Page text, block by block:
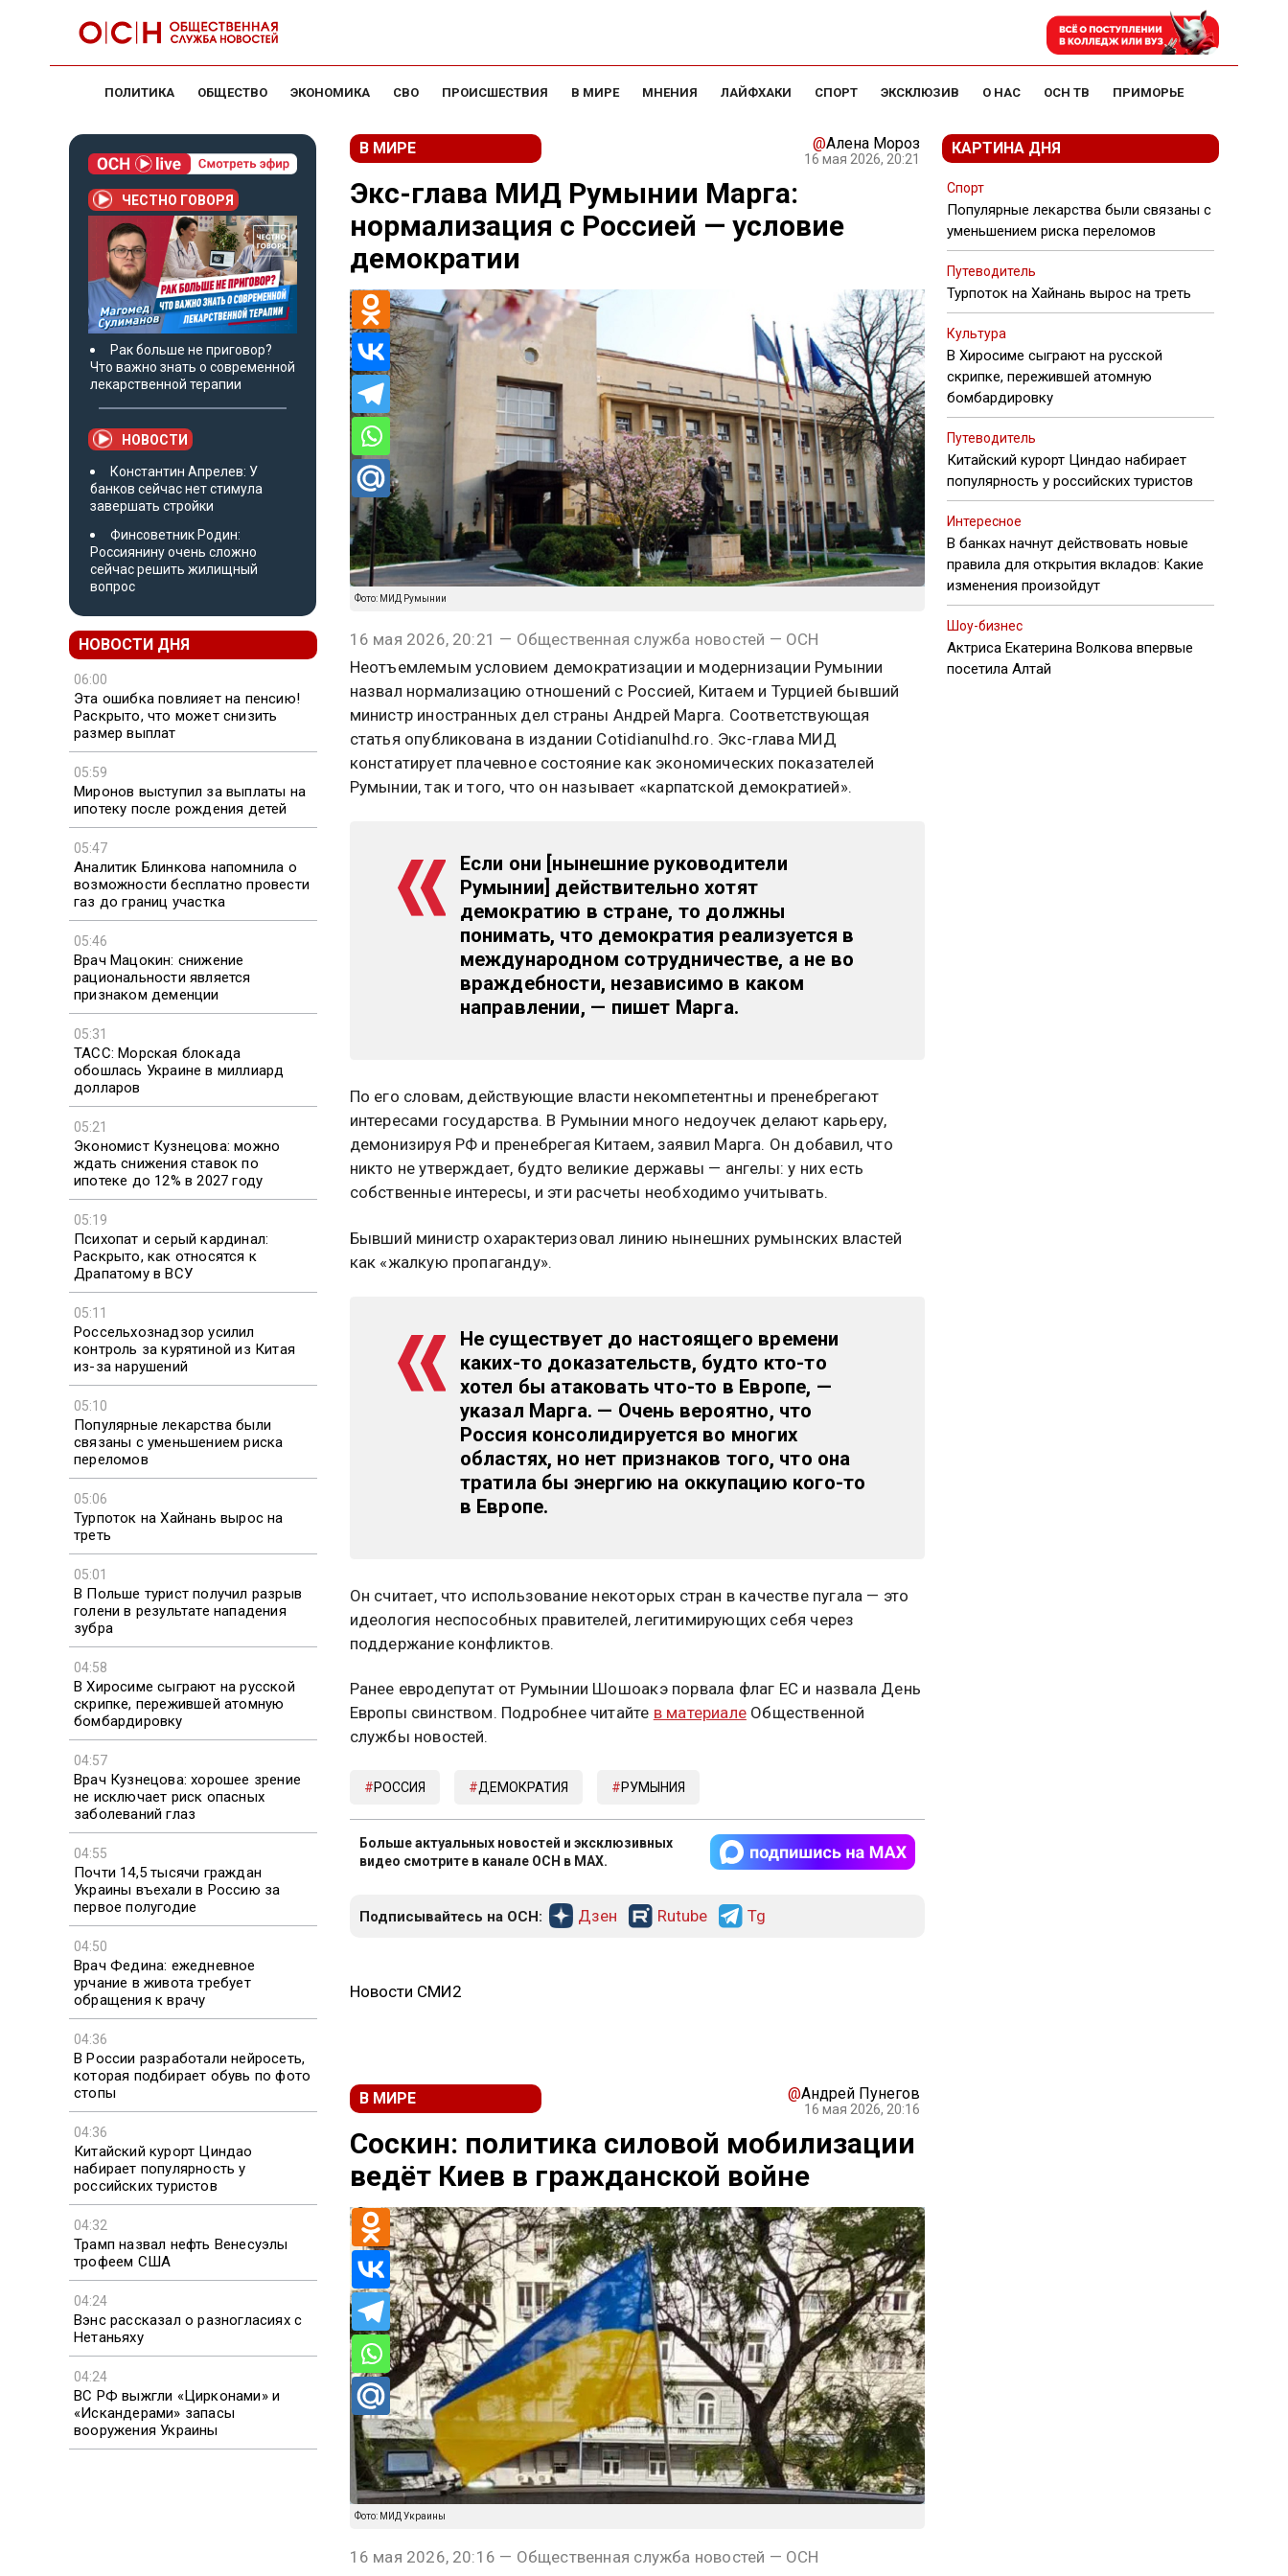
ПОЛИТИКА ОБЩЕСТВО ЭКОНОМИКА СВО ПРОИСШЕСТВИЯ В МИРЕ МНЕНИЯ ЛАЙФХАКИ СПОРТ ЭКСКЛЮЗИВ О НАС ОСН ТВ ПРИМОРЬЕ
ЧЕСТНО ГОВОРЯ
Рак больше не приговор?
Что важно знать о современной
лекарственной терапии
НОВОСТИ
Константин Апрелев: У
банков сейчас нет стимула
завершать стройки
Финсоветник Родин:
Россиянину очень сложно
сейчас решить жилищный
вопрос
НОВОСТИ ДНЯ
06:00
Эта ошибка повлияет на пенсию!
Раскрыто, что может снизить
размер выплат
05:59
Миронов выступил за выплаты на
ипотеку после рождения детей
05:47
Аналитик Блинкова напомнила о
возможности бесплатно провести
газ до границ участка
05:46
Врач Мацокин: снижение
рациональности является
признаком деменции
05:31
ТАСС: Морская блокада
обошлась Украине в миллиард
долларов
05:21
Экономист Кузнецова: можно
ждать снижения ставок по
ипотеке до 12% в 2027 году
05:19
Психопат и серый кардинал:
Раскрыто, как относятся к
Драпатому в ВСУ
05:11
Россельхознадзор усилил
контроль за курятиной из Китая
из-за нарушений
05:10
Популярные лекарства были
связаны с уменьшением риска
переломов
05:06
Турпоток на Хайнань вырос на
треть
05:01
В Польше турист получил разрыв
голени в результате нападения
зубра
04:58
В Хиросиме сыграют на русской
скрипке, пережившей атомную
бомбардировку
04:57
Врач Кузнецова: хорошее зрение
не исключает риск опасных
заболеваний глаз
04:55
Почти 14,5 тысячи граждан
Украины въехали в Россию за
первое полугодие
04:50
Врач Федина: ежедневное
урчание в живота требует
обращения к врачу
04:36
В России разработали нейросеть,
которая подбирает обувь по фото
стопы
04:36
Китайский курорт Циндао
набирает популярность у
российских туристов
04:32
Трамп назвал нефть Венесуэлы
трофеем США
04:24
Вэнс рассказал о разногласиях с
Нетаньяху
04:24
ВС РФ выжгли «Цирконами» и
«Искандерами» запасы
вооружения Украины
В МИРЕ @Алена Мороз
16 мая 2026, 20:21
Экс-глава МИД Румынии Марга:
нормализация с Россией — условие
демократии
Фото: МИД Румынии
16 мая 2026, 20:21 — Общественная служба новостей — ОСН
Неотъемлемым условием демократизации и модернизации Румынии
назвал нормализацию отношений с Россией, Китаем и Турцией бывший
министр иностранных дел страны Андрей Марга. Соответствующая
статья опубликована в издании Cotidianulhd.ro. Экс-глава МИД
констатирует плачевное состояние как экономических показателей
Румынии, так и того, что он называет «карпатской демократией».
Если они [нынешние руководители
Румынии] действительно хотят
демократию в стране, то должны
понимать, что демократия реализуется в
международном сотрудничестве, а не во
враждебности, независимо в каком
направлении, — пишет Марга.
По его словам, действующие власти некомпетентны и пренебрегают
интересами государства. В Румынии много недоучек делают карьеру,
демонизируя РФ и пренебрегая Китаем, заявил Марга. Он добавил, что
никто не утверждает, будто великие державы — ангелы: у них есть
собственные интересы, и эти расчеты необходимо учитывать.
Бывший министр охарактеризовал линию нынешних румынских властей
как «жалкую пропаганду».
Не существует до настоящего времени
каких-то доказательств, будто кто-то
хотел бы атаковать что-то в Европе, —
указал Марга. — Очень вероятно, что
Россия консолидируется во многих
областях, но нет признаков того, что она
тратила бы энергию на оккупацию кого-то
в Европе.
Он считает, что использование некоторых стран в качестве пугала — это
идеология неспособных правителей, легитимирующих себя через
поддержание конфликтов.
Ранее евродепутат от Румынии Шошоакэ порвала флаг ЕС и назвала День
Европы свинством. Подробнее читайте в материалеОбщественной
службы новостей.
РОССИЯ ДЕМОКРАТИЯ РУМЫНИЯ
Больше актуальных новостей и эксклюзивных
видео смотрите в канале ОСН в MAX.
Подписывайтесь на ОСН: Дзен Rutube Tg
Новости СМИ2
В МИРЕ @Андрей Пунегов
16 мая 2026, 20:16
Соскин: политика силовой мобилизации
ведёт Киев в гражданской войне
Фото: МИД Украины
16 мая 2026, 20:16 — Общественная служба новостей — ОСН
КАРТИНА ДНЯ
Спорт
Популярные лекарства были связаны с
уменьшением риска переломов
Путеводитель
Турпоток на Хайнань вырос на треть
Культура
В Хиросиме сыграют на русской
скрипке, пережившей атомную
бомбардировку
Путеводитель
Китайский курорт Циндао набирает
популярность у российских туристов
Интересное
В банках начнут действовать новые
правила для открытия вкладов: Какие
изменения произойдут
Шоу-бизнес
Актриса Екатерина Волкова впервые
посетила Алтай